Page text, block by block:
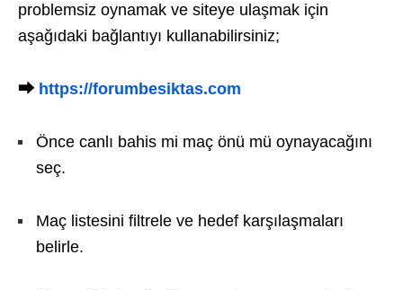
problemsiz oynamak ve siteye ulaşmak için
aşağıdaki bağlantıyı kullanabilirsiniz;
⮕ https://forumbesiktas.com
Önce canlı bahis mi maç önü mü oynayacağını
seç.
Maç listesini filtrele ve hedef karşılaşmaları
belirle.